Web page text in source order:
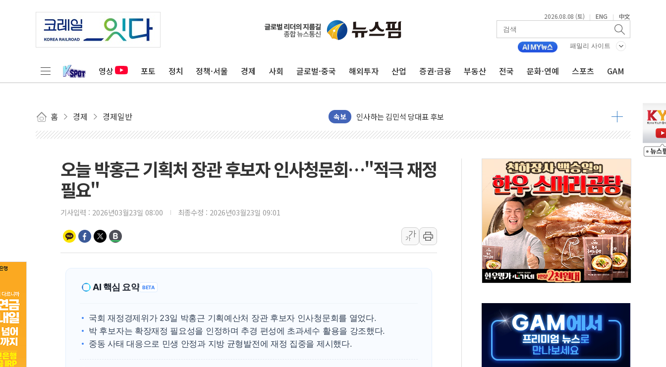
2026.08.08 (토) | ENG | 中文
패밀리 사이트
영상 포토 정치 정책·서울 경제 사회 글로벌·중국 해외투자 산업 증권·금융 부동산 전국 문화·연예 스포츠 GAM
홈 경제 경제일반 속보
포항시 재난예산 40억 긴급 투입…고수온 양식장 복구·지원 '총력'
울진·영덕 '호우특보'-포항 '산사태 주의보'...경북도, 호우 피해·통제구간 없어
인천 합동연설회 나선 송영길·정청래·김민석 당대표 후보
김민석, 2주차 제주·인천 경선서 정청래에 승리...47.75% vs 42.08%
[속보] 민주, 제주·인천 경선 결과 발표...김민석 47.75% 정청래 42.08%
[속보] 민주, 인천 경선 결과 발표...김민석 45.09% 정청래 43.27% 송영길 11.63%
이번주 국내 주요 금융일정(8.10~8.14)
美, 이란전 출구전략 만지작…공습 한계·탄약 부족 현실화
강릉·동해·삼척 시간당 최대 50㎜ 폭우…강원 동해안 강한 비 이어져
폐기물 수거하다 참변…60대 환경미화원 수거차에 치여 사망
서울 중랑구 주택가서 흉기 난동…60대 남성 2명 숨져
李대통령 "결혼 때문에 손해 보는 일 없게"…'결혼 페널티' 22개 과제 손본다
여수 오동도 인근 해상서 모터보트 전복…1명 사망·1명 실종
추미애, '위안부' 피해자 기림의 날 참석..."국제적 시민 연대로 목소리 내야"
인천 선재도 갯벌서 해루질 중 실종 60대 나흘만에 숨진 채 발견
'화합' 꺼낸 김민석에 '뻔뻔' 받아친 정청래…제주 연설서 신경전 고조
오늘 박홍근 기획처 장관 후보자 인사청문회…"적극 재정
필요"
기사입력 : 2026년03월23일 08:00 최종수정 : 2026년03월23일 09:01
가
가
AI 핵심 요약 BETA
국회 재정경제위가 23일 박홍근 기획예산처 장관 후보자 인사청문회를 열었다.
박 후보자는 확장재정 필요성을 인정하며 추경 편성에 초과세수 활용을 강조했다.
중동 사태 대응으로 민생 안정과 지방 균형발전에 재정 집중을 제시했다.